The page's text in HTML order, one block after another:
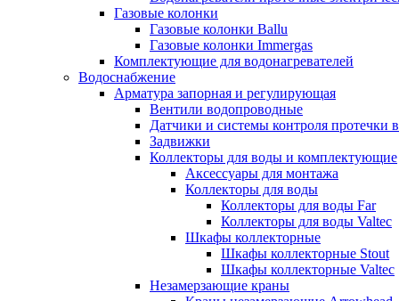
Газовые колонки
Газовые колонки Ballu
Газовые колонки Immergas
Комплектующие для водонагревателей
Водоснабжение
Арматура запорная и регулирующая
Вентили водопроводные
Датчики и системы контроля протечки
Задвижки
Коллекторы для воды и комплектующие
Аксессуары для монтажа
Коллекторы для воды
Коллекторы для воды Far
Коллекторы для воды Valtec
Шкафы коллекторные
Шкафы коллекторные Stout
Шкафы коллекторные Valtec
Незамерзающие краны